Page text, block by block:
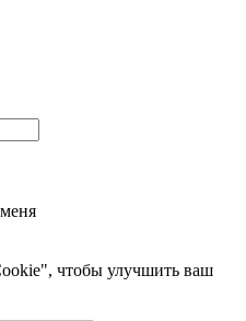
чтобы улучшить ваш